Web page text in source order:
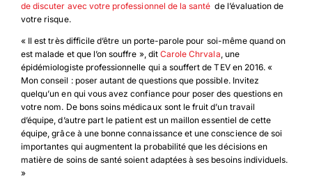
de discuter avec votre professionnel de la santé de l’évaluation de
votre risque.
« Il est très difficile d’être un porte-parole pour soi-même quand on
est malade et que l’on souffre », dit Carole Chrvala, une
épidémiologiste professionnelle qui a souffert de TEV en 2016. «
Mon conseil : poser autant de questions que possible. Invitez
quelqu’un en qui vous avez confiance pour poser des questions en
votre nom. De bons soins médicaux sont le fruit d’un travail
d’équipe, d’autre part le patient est un maillon essentiel de cette
équipe, grâce à une bonne connaissance et une conscience de soi
importantes qui augmentent la probabilité que les décisions en
matière de soins de santé soient adaptées à ses besoins individuels.
»